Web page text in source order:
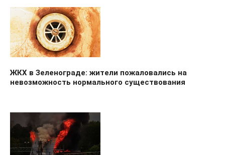
ЖКХ в Зеленограде: жители пожаловались на
невозможность нормального существования